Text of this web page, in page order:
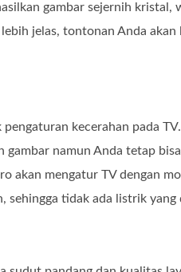
gambar sejernih kristal,
jelas, tontonan Anda akan
kecerahan pada
gambar namun Anda tetap
akan mengatur TV dengan
sehingga tidak ada listrik yang